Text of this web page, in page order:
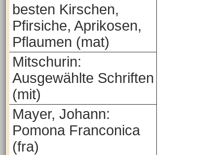
besten Kirschen,
Pfirsiche, Aprikosen,
Pflaumen (mat)
Mitschurin:
Ausgewählte Schriften
(mit)
Mayer, Johann:
Pomona Franconica
(fra)